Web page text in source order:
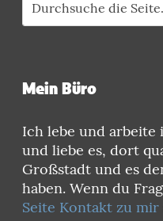
Mein Büro
Ich lebe und
und liebe es, dort
Großstadt und es
haben. Wenn du
Seite Kontakt zu mir